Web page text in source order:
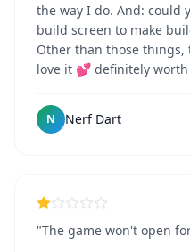
the way I do. And: could
build screen to make
Other than those things,
love it 💕 definitely worth
N Nerf Dart
"The game won't open